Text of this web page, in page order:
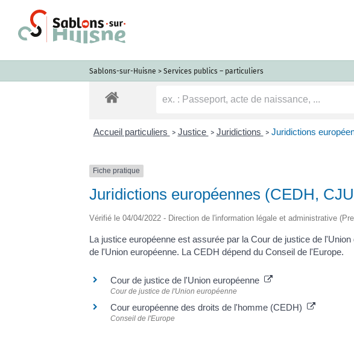
Sablons-sur-Huisne > Services publics – particuliers
Accueil particuliers > Justice > Juridictions > Juridictions
Fiche pratique
Juridictions européennes (CEDH,
Vérifié le 04/04/2022 - Direction de l'information légale et administrative
La justice européenne est assurée par la Cour de justice de
de l'Union européenne. La CEDH dépend du Conseil de l'Europe.
Cour de justice de l'Union européenne
Cour de justice de l'Union européenne
Cour européenne des droits de l'homme (CEDH)
Conseil de l'Europe